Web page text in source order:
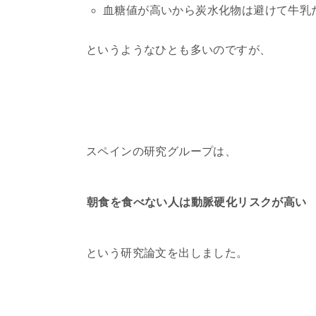
血糖値が高いから炭水化物は避けて牛乳
というようなひとも多いのですが、
スペインの研究グループは、
朝食を食べない人は動脈硬化リスクが高い
という研究論文を出しました。